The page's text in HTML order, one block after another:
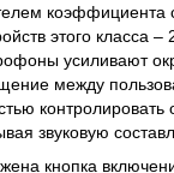
коэффициента
этого класса –
усиливают
между
звуковую
кнопка